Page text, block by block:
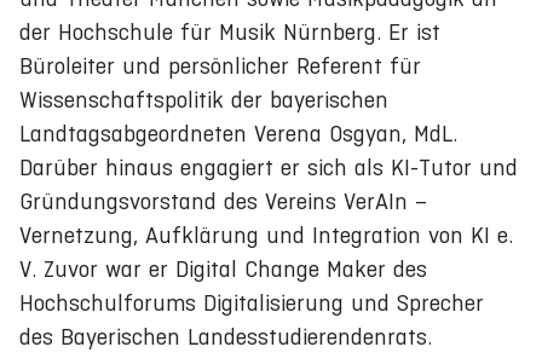
der Hochschule für Musik Nürnberg. Er ist
Büroleiter und persönlicher Referent für
Wissenschaftspolitik der bayerischen
Landtagsabgeordneten Verena Osgyan, MdL.
Darüber hinaus engagiert er sich als KI-Tutor und
Gründungsvorstand des Vereins VerAIn –
Vernetzung, Aufklärung und Integration von KI e.
V. Zuvor war er Digital Change Maker des
Hochschulforums Digitalisierung und Sprecher
des Bayerischen Landesstudierendenrats.